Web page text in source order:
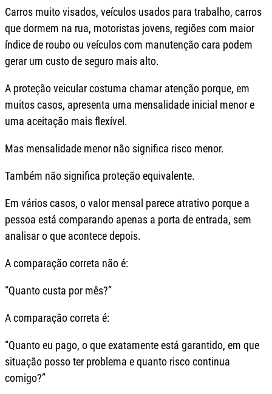
Carros muito visados, veículos usados para trabalho, carros
que dormem na rua, motoristas jovens, regiões com maior
índice de roubo ou veículos com manutenção cara podem
gerar um custo de seguro mais alto.
A proteção veicular costuma chamar atenção porque, em
muitos casos, apresenta uma mensalidade inicial menor e
uma aceitação mais flexível.
Mas mensalidade menor não significa risco menor.
Também não significa proteção equivalente.
Em vários casos, o valor mensal parece atrativo porque a
pessoa está comparando apenas a porta de entrada, sem
analisar o que acontece depois.
A comparação correta não é:
“Quanto custa por mês?”
A comparação correta é:
“Quanto eu pago, o que exatamente está garantido, em que
situação posso ter problema e quanto risco continua
comigo?”